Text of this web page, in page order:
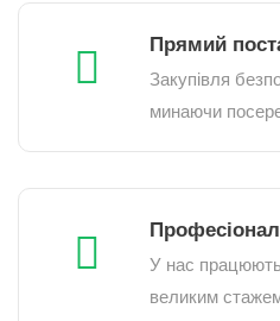
Прямий
Закупівля
минаючи
У нас працюють
великим